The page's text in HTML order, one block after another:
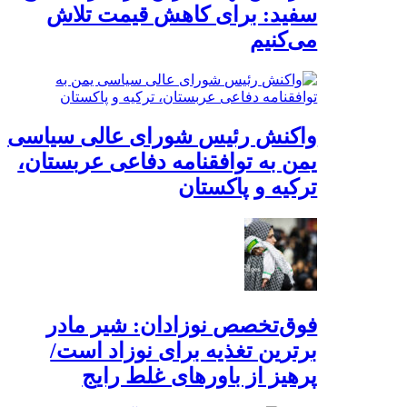
سفید: برای کاهش قیمت تلاش
می‌کنیم
واکنش رئیس شورای عالی سیاسی
یمن به توافقنامه دفاعی عربستان،
ترکیه و پاکستان
فوق‌تخصص نوزادان: شیر مادر
برترین تغذیه برای نوزاد است/
پرهیز از باورهای غلط رایج